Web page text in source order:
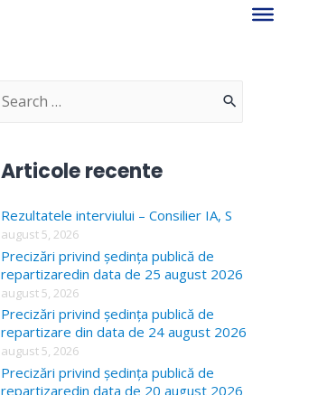
S
c
h
f
o
r
:
Articole recente
Rezultatele interviului – Consilier IA, S
august 5, 2026
Precizări privind ședința publică de
repartizaredin data de 25 august 2026
august 5, 2026
Precizări privind ședința publică de
repartizare din data de 24 august 2026
august 5, 2026
Precizări privind ședința publică de
repartizaredin data de 20 august 2026